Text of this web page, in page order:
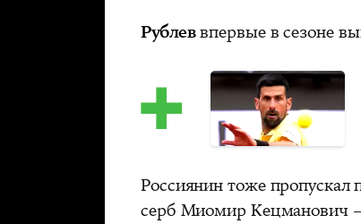
Рублеввпервые в сезоне
Россиянин тоже
серб Миомир Кецманович